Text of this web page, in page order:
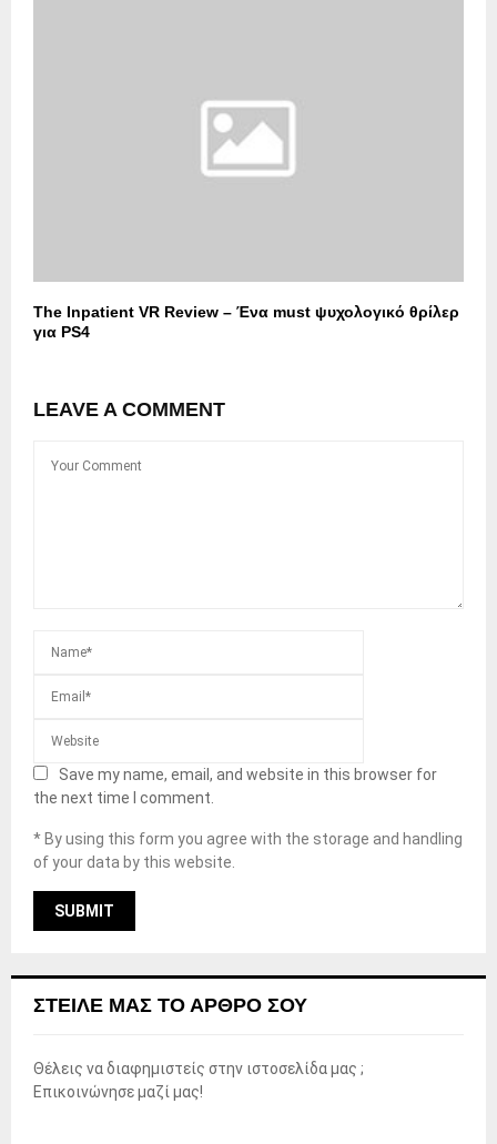
The Inpatient VR Review – Ένα must ψυχολογικό θρίλερ
για PS4
LEAVE A COMMENT
Save my name, email, and website in this browser for
the next time I comment.
* By using this form you agree with the storage and handling
of your data by this website.
ΣΤΕΊΛΕ ΜΑΣ ΤΟ ΆΡΘΡΟ ΣΟΥ
Θέλεις να διαφημιστείς στην ιστοσελίδα μας ;
Επικοινώνησε μαζί μας!